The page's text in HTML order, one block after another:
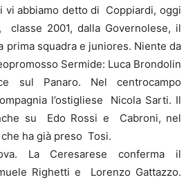
abbiamo detto di Coppiardi, oggi
classe 2001, dalla Governolese, il
prima squadra e juniores. Niente da
Sermide: Luca Brondolin
sul Panaro. Nel centrocampo
l’ostigliese Nicola Sarti. Il
su Edo Rossi e Cabroni, nel
ha già preso Tosi.
La Ceresarese conferma il
Righetti e Lorenzo Gattazzo.